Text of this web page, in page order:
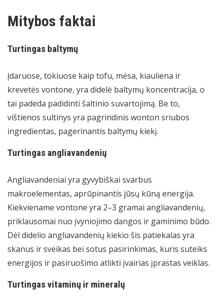
Mitybos faktai
Turtingas baltymų
Įdaruose, tokiuose kaip tofu, mėsa, kiauliena ir
krevetės vontone, yra didelė baltymų koncentracija, o
tai padeda padidinti šaltinio suvartojimą. Be to,
vištienos sultinys yra pagrindinis wonton sriubos
ingredientas, pagerinantis baltymų kiekį.
Turtingas angliavandenių
Angliavandeniai yra gyvybiškai svarbus
makroelementas, aprūpinantis jūsų kūną energija.
Kiekviename vontone yra 2–3 gramai angliavandenių,
priklausomai nuo įvyniojimo dangos ir gaminimo būdo.
Dėl didelio angliavandenių kiekio šis patiekalas yra
skanus ir sveikas bei sotus pasirinkimas, kuris suteiks
energijos ir pasiruošimo atlikti įvairias įprastas veiklas.
Turtingas vitaminų ir mineralų